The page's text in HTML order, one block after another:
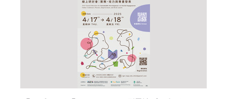
e/eMEfRPjXNzVjUkQT6，即日起至4月20日（週
(三)時間：114年4月10日(週四)10:00至4月11日(週
(四)報名方式：採線上報名，網址：https://forms.gl
e/dEmL9X2QT9QjYA3c8 。即日起至4月9日（週
(五)會議網址：https://meet.google.com/rpj-wmw